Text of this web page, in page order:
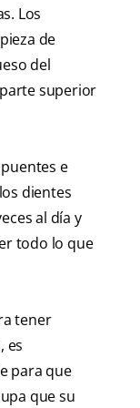
Los
de
del
superior
e
dientes
al día y
todo lo que
tener
es
para que
que su